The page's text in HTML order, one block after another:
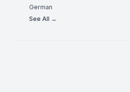
German
See All →